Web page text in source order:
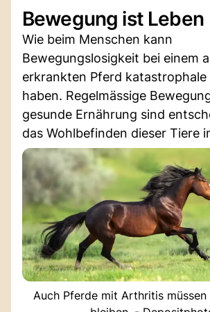
Bewegung ist Leben
Wie beim Menschen kann
Bewegungslosigkeit bei einem
erkrankten Pferd katastrophale
haben. Regelmässige
gesunde Ernährung sind
das Wohlbefinden dieser Tiere
Auch Pferde mit Arthritis müssen